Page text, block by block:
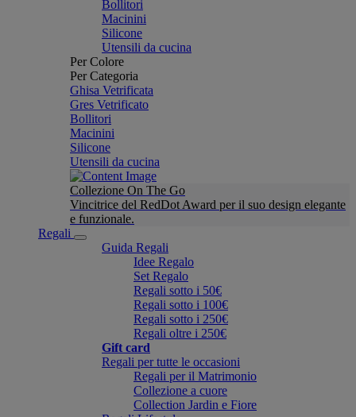
Bollitori
Macinini
Silicone
Utensili da cucina
Per Colore
Per Categoria
Ghisa Vetrificata
Gres Vetrificato
Bollitori
Macinini
Silicone
Utensili da cucina
Collezione On The Go
Vincitrice del RedDot Award per il suo design elegante
e funzionale.
Regali
Guida Regali
Idee Regalo
Set Regalo
Regali sotto i 50€
Regali sotto i 100€
Regali sotto i 250€
Regali oltre i 250€
Gift card
Regali per tutte le occasioni
Regali per il Matrimonio
Collezione a cuore
Collection Jardin e Fiore